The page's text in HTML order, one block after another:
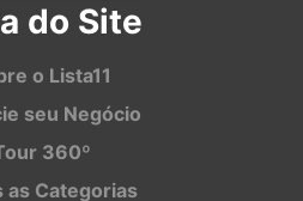
do Site
o Lista11
seu Negócio
360º
as Categorias